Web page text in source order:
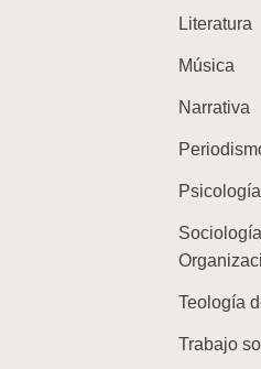
Literatura
Música
Narrativa
Psicología
Teología
Trabajo